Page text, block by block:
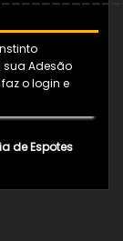
sua Adesão
o login e
de Espotes